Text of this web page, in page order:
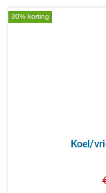
30% korting
Koel/